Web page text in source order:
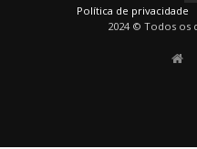
Política de privacidade
2024 © Todos os